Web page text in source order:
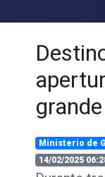
Ministerio de
14/02/2025